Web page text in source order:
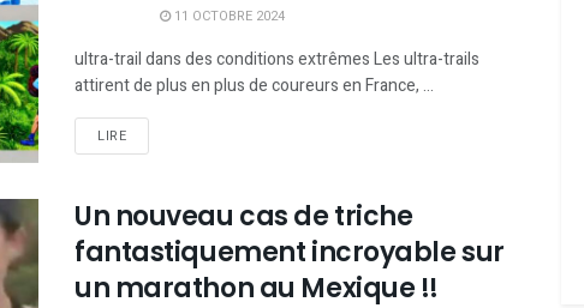
11 OCTOBRE 2024
ultra-trail dans des conditions extrêmes Les ultra-trails
attirent de plus en plus de coureurs en France, ...
LIRE
Un nouveau cas de triche
fantastiquement incroyable sur
un marathon au Mexique !!